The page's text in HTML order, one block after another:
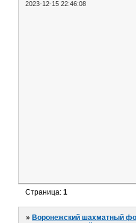
2023-12-15 22:46:08
Страница:1
»Воронежский шахматный